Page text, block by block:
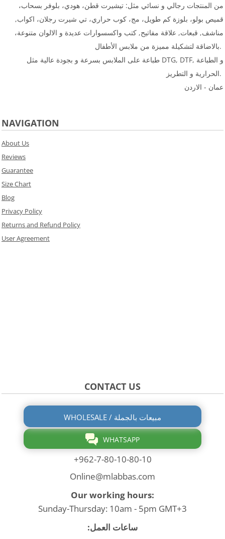
من المنتجات رجالي و نسائي مثل: تيشيرت قطن، هودي، بلوفر بسحاب،
قميص بولو، بلوزة كم طويل، مج، كوب حراري، تي شيرت رجلان، اكواب,
مناشف, قبعات, علاقة مفاتيح, كتب واكسسوارات عديدة و الالوان متنوعة،
بالاضاقة لتشكيلة مميزة من ملابس الأطفال.
طباعة على الملابس بسرعة و بجودة عالية مثل DTG, DTF, و الطباعة
الحرارية و التطريز.
عمان - الاردن
NAVIGATION
About Us
Reviews
Guarantee
Size Chart
Blog
Privacy Policy
Returns and Refund Policy
User Agreement
CONTACT US
WHOLESALE / مبيعات بالجملة
WHATSAPP
+962-7-80-10-80-10
Online@mlabbas.com
Our working hours:
Sunday-Thursday: 10am - 5pm GMT+3
ساعات العمل: